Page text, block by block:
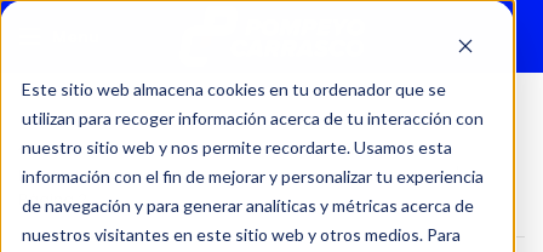
Este sitio web almacena cookies en tu ordenador que se
utilizan para recoger información acerca de tu interacción con
nuestro sitio web y nos permite recordarte. Usamos esta
información con el fin de mejorar y personalizar tu experiencia
de navegación y para generar analíticas y métricas acerca de
nuestros visitantes en este sitio web y otros medios. Para
Inicio
Productos etiquetados “Kia Seminuevos Certificados”
Página 2